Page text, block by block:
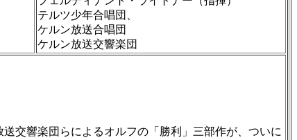
テルツ少年合唱団、
ケルン放送合唱団
ケルン放送交響楽団
交響楽団らによるオルフの「勝利」三部作が、ついに